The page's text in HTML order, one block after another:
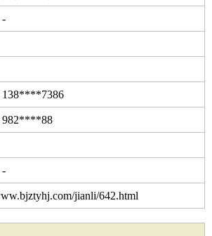
-
-
138****7386
138****7386
982****88
-
jianli/642.html